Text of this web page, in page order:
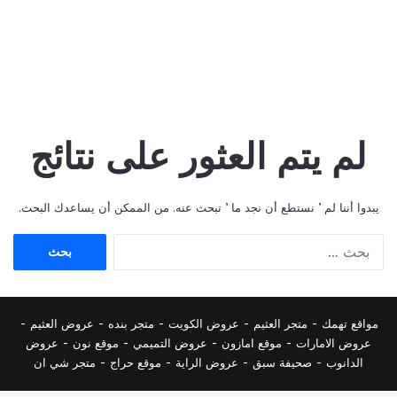
لم يتم العثور على نتائج
يبدوا أننا لم ’ نستطع أن نجد ما ’ تبحث عنه. من الممكن أن يساعدك البحث.
مواقع تهمك - متجر العثيم - عروض الكويت - متجر بنده - عروض العثيم -
عروض الامارات - موقع امازون - عروض التميمي - موقع نون - عروض
الدانوب - صحيفة سبق - عروض الراية - موقع حراج - متجر شي ان